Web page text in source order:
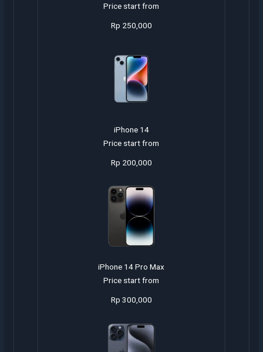
Price start from
Rp 250,000
iPhone 14
Price start from
Rp 200,000
iPhone 14 Pro Max
Price start from
Rp 300,000